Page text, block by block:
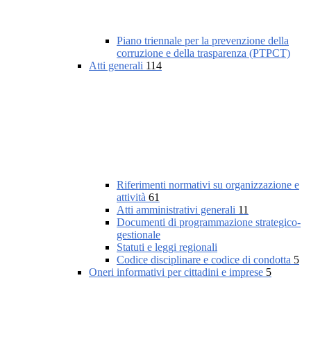
Piano triennale per la prevenzione della
corruzione e della trasparenza (PTPCT)
Atti generali 114
Riferimenti normativi su organizzazione e
attività 61
Atti amministrativi generali 11
Documenti di programmazione strategico-
gestionale
Statuti e leggi regionali
Codice disciplinare e codice di condotta 5
Oneri informativi per cittadini e imprese 5